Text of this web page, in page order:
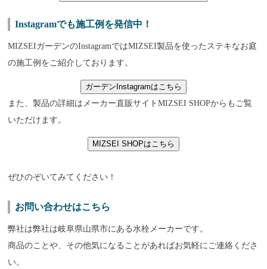
Instagramでも施工例を発信中！
MIZSEIガーデンのInstagramではMIZSEI製品を使ったステキなお庭
の施工例をご紹介しております。
ガーデンInstagramはこちら
また、製品の詳細はメーカー直販サイトMIZSEI SHOPからもご覧
いただけます。
MIZSEI SHOPはこちら
ぜひのぞいてみてください！
お問い合わせはこちら
弊社は弊社は岐阜県山県市にある水栓メーカーです。
商品のことや、その他気になることがあればお気軽にご連絡くださ
い。